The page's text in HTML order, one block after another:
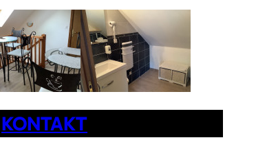
KONTAKT